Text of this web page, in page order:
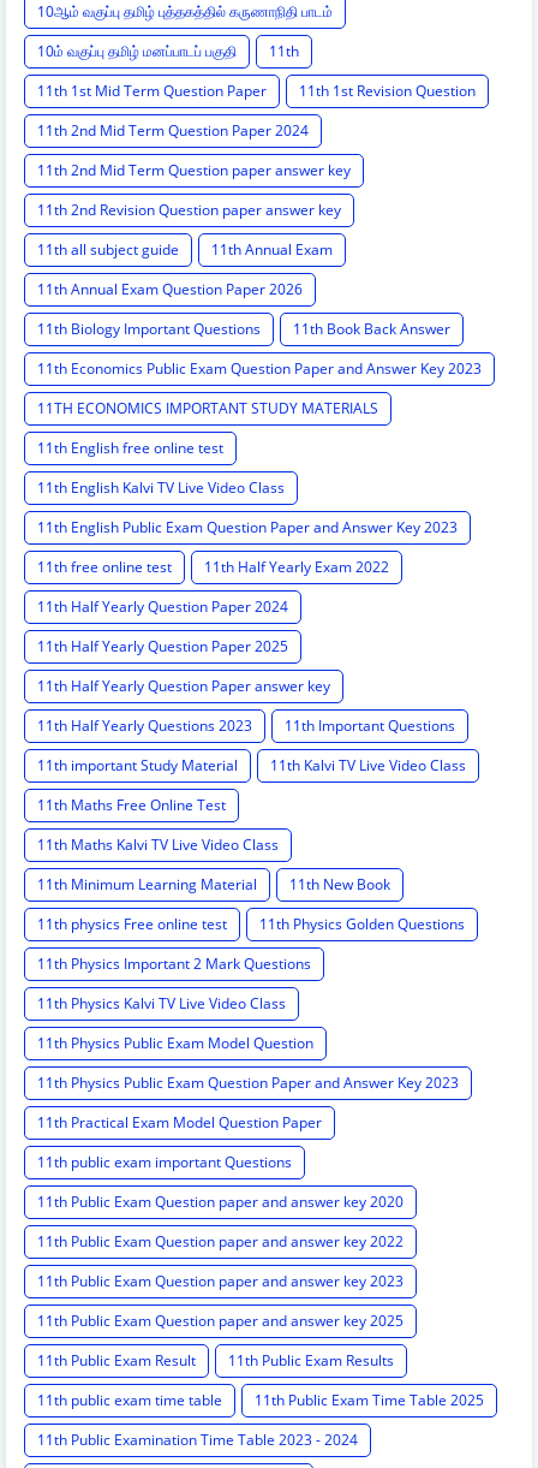
10ஆம் வகுப்பு தமிழ் புத்தகத்தில் கருணாநிதி பாடம்
10ம் வகுப்பு தமிழ் மனப்பாடப் பகுதி
11th
11th 1st Mid Term Question Paper
11th 1st Revision Question
11th 2nd Mid Term Question Paper 2024
11th 2nd Mid Term Question paper answer key
11th 2nd Revision Question paper answer key
11th all subject guide
11th Annual Exam
11th Annual Exam Question Paper 2026
11th Biology Important Questions
11th Book Back Answer
11th Economics Public Exam Question Paper and Answer Key 2023
11TH ECONOMICS IMPORTANT STUDY MATERIALS
11th English free online test
11th English Kalvi TV Live Video Class
11th English Public Exam Question Paper and Answer Key 2023
11th free online test
11th Half Yearly Exam 2022
11th Half Yearly Question Paper 2024
11th Half Yearly Question Paper 2025
11th Half Yearly Question Paper answer key
11th Half Yearly Questions 2023
11th Important Questions
11th important Study Material
11th Kalvi TV Live Video Class
11th Maths Free Online Test
11th Maths Kalvi TV Live Video Class
11th Minimum Learning Material
11th New Book
11th physics Free online test
11th Physics Golden Questions
11th Physics Important 2 Mark Questions
11th Physics Kalvi TV Live Video Class
11th Physics Public Exam Model Question
11th Physics Public Exam Question Paper and Answer Key 2023
11th Practical Exam Model Question Paper
11th public exam important Questions
11th Public Exam Question paper and answer key 2020
11th Public Exam Question paper and answer key 2022
11th Public Exam Question paper and answer key 2023
11th Public Exam Question paper and answer key 2025
11th Public Exam Result
11th Public Exam Results
11th public exam time table
11th Public Exam Time Table 2025
11th Public Examination Time Table 2023 - 2024